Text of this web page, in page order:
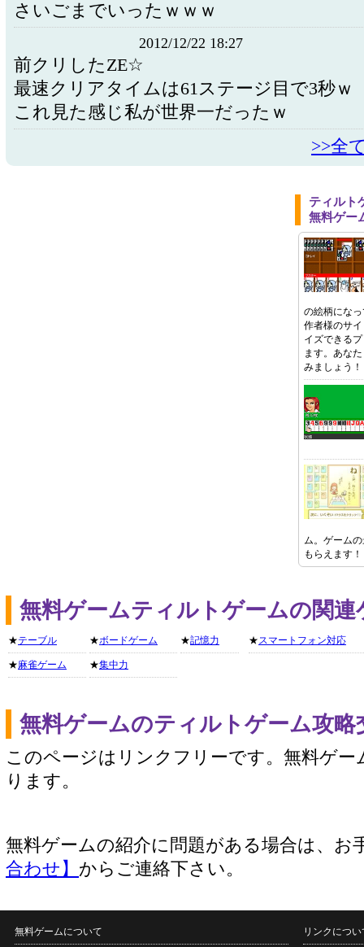
さいごまでいったｗｗｗ
2012/12/22 18:27
前クリしたZE☆
最速クリアタイムは61ステージ目で3秒ｗ
これ見た感じ私が世界一だったｗ
>>全
ティルト
無料ゲー
の絵柄にな
作者様のサ
イズできる
ます。あな
みましょう！
ム。ゲーム
もらえます！
無料ゲームティルトゲームの関
★テーブル
★麻雀ゲーム
★ボードゲーム
★集中力
★記憶力 ★スマートフォン対応
無料ゲームのティルトゲーム攻
このページはリンクフリーです。無料ゲー
ります。
無料ゲームの紹介に問題がある場合は、お
合わせ】 からご連絡下さい。
無料ゲームについて リンクについ